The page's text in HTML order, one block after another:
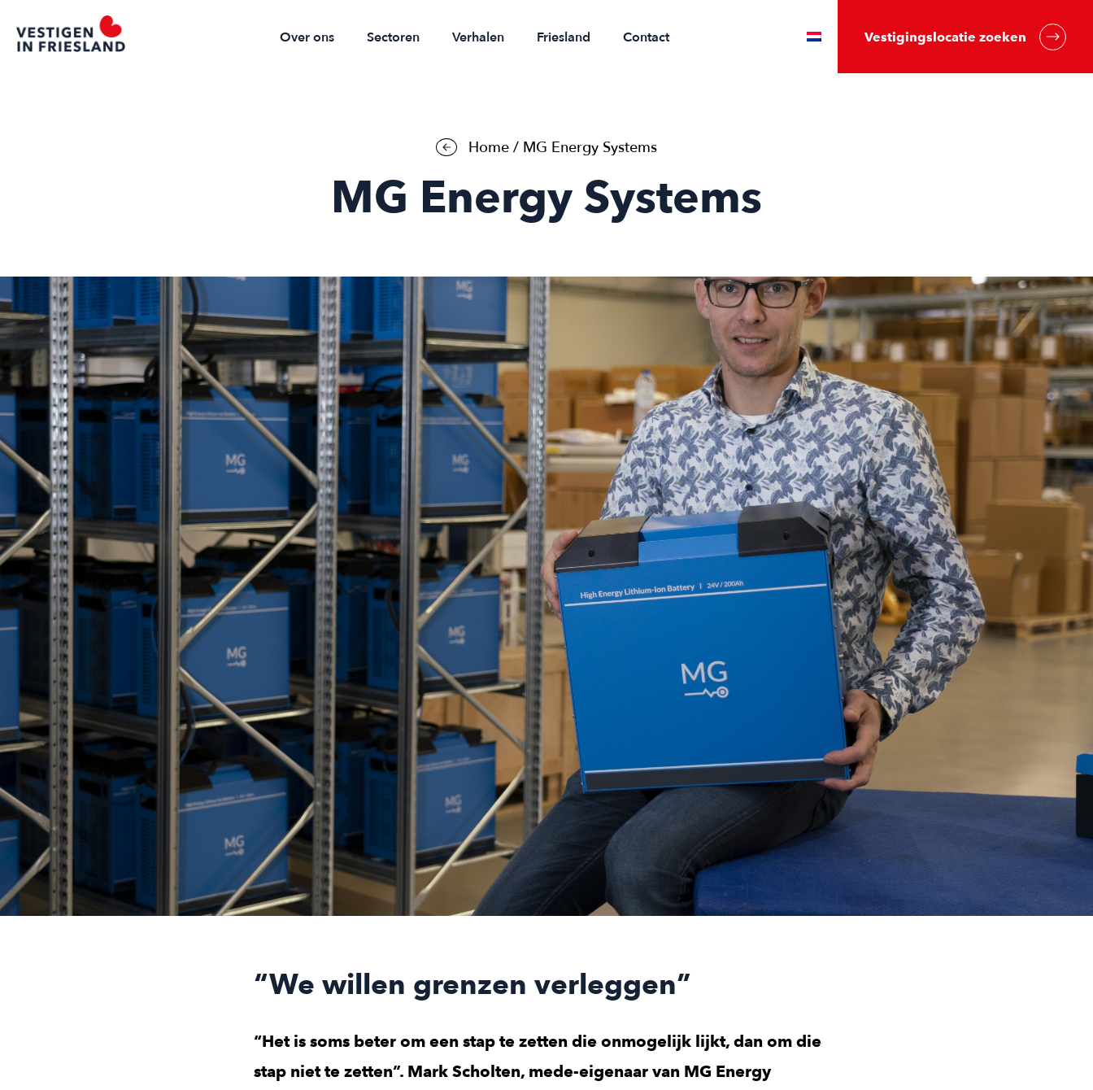
Over ons Sectoren Verhalen Friesland Contact Vestigingslocatie zoeken
Home / MG Energy Systems
MG Energy Systems
“We willen grenzen verleggen”
“Het is soms beter om een stap te zetten die onmogelijk lijkt, dan om die
stap niet te zetten”. Mark Scholten, mede-eigenaar van MG Energy